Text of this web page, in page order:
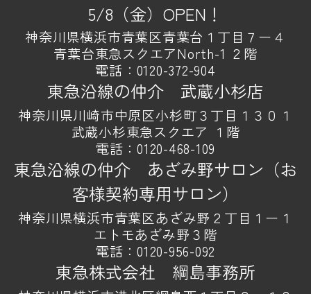
5/8（金）OPEN！
神奈川県横浜市青葉区青葉台１丁目７ー４
青葉台東急スクエアNorth-1 ２階
電話： 0120-372-904
東急沿線の仲介 武蔵小杉店
神奈川県川崎市中原区小杉町３丁目１３０１
武蔵小杉東急スクエア １階
電話：0120-468-109
東急沿線の仲介 あざみ野サロン（お
客様契約専用サロン）
神奈川県横浜市青葉区あざみ野２丁目１ー１
エトモあざみ野３階
電話：0120-956-092
東急株式会社 綱島事務所